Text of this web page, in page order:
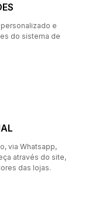
e
do sistema de
via Whatsapp,
através do site,
das lojas.